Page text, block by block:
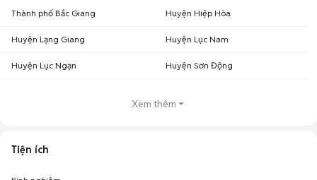
Thành phố Bắc Giang Huyện Hiệp Hòa
Huyện Lạng Giang Huyện Lục Nam
Huyện Lục Ngạn Huyện Sơn Động
Xem thêm
Tiện ích